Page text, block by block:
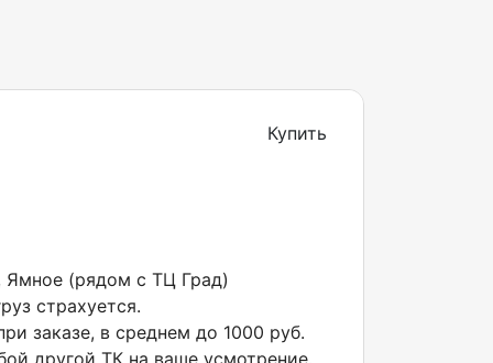
Купить
Ямное (рядом с ТЦ Град)
страхуется.
заказе, в среднем до 1000 руб.
другой ТК на ваше усмотрение.